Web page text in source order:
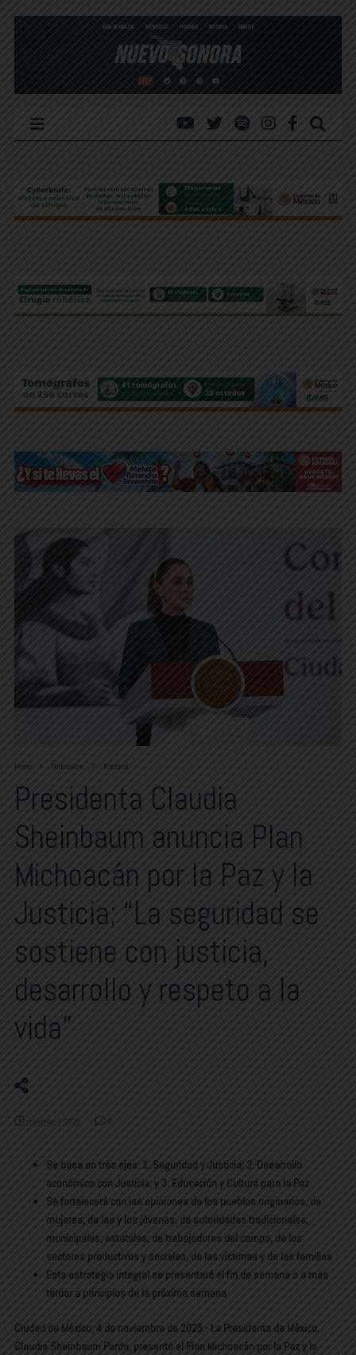
Home Principales Nacional
Presidenta Claudia
Sheinbaum anuncia Plan
Michoacán por la Paz y la
Justicia; “La seguridad se
sostiene con justicia,
desarrollo y respeto a la
vida”
noviembre 4, 2025 0
Se basa en tres ejes: 1. Seguridad y Justicia; 2. Desarrollo
económico con Justicia; y 3. Educación y Cultura para la Paz
Se fortalecerá con las opiniones de los pueblos originarios, de
mujeres, de las y los jóvenes, de autoridades tradicionales,
municipales, estatales, de trabajadores del campo, de los
sectores productivos y sociales, de las víctimas y de las familias
Esta estrategia integral se presentará el fin de semana o a más
tardar a principios de la próxima semana
Ciudad de México, 4 de noviembre de 2025.- La Presidenta de México,
Claudia Sheinbaum Pardo, presentó el Plan Michoacán por la Paz y la